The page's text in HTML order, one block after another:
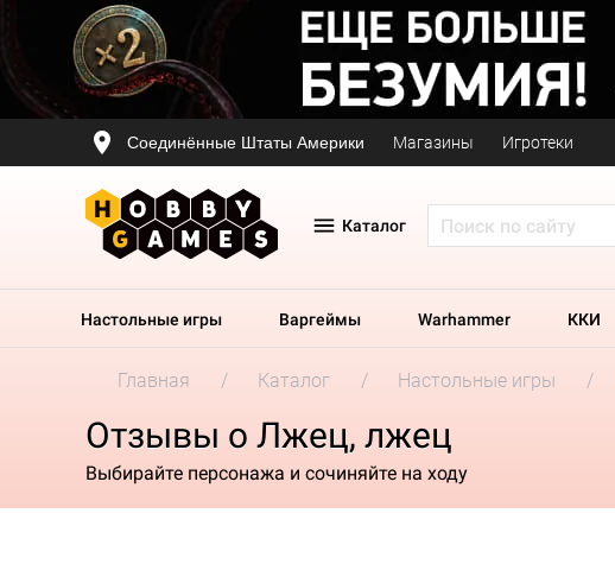
Соединённые Штаты Америки Магазины Игротеки
Каталог
Настольные игры Варгеймы Warhammer ККИ
Главная Каталог Настольные игры
Отзывы о Лжец, лжец
Выбирайте персонажа и сочиняйте на ходу